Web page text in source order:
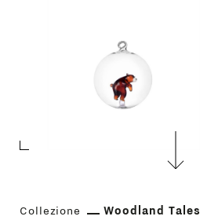
Collezione
Woodland Tales